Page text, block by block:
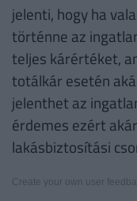
jelenti, hogy ha
történne az
teljes kárértéket,
totálkár esetén
jelenthet az
érdemes ezért
lakásbiztosítási
Create your own user